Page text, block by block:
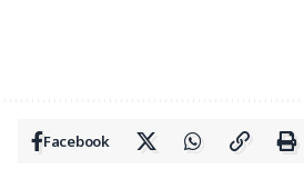
Facebook